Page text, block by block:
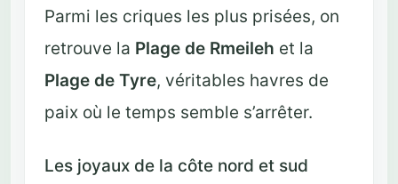
Parmi les criques les plus prisées, on
retrouve la Plage de Rmeileh et la
Plage de Tyre, véritables havres de
paix où le temps semble s’arrêter.
Les joyaux de la côte nord et sud